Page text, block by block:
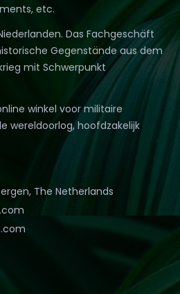
etc.
Das Fachgeschäft
Gegenstände aus dem
mit Schwerpunkt
winkel voor militaire
wereldoorlog, hoofdzakelijk
The Netherlands